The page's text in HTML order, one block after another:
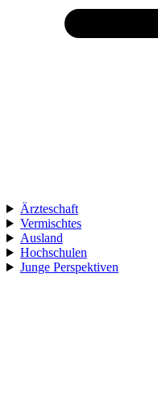
Ärzteschaft
Vermischtes
Ausland
Hochschulen
Junge Perspektiven